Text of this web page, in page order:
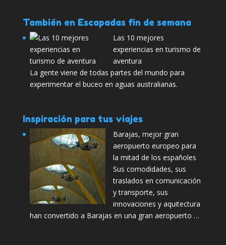
También en Escapadas fin de semana
Las 10 mejores
experiencias en turismo de
aventura
La gente viene de todas partes del mundo para
experimentar el buceo en aguas australianas.
Inspiración para tus viajes
Barajas, mejor gran
aeropuerto europeo para
la mitad de los españoles
Sus comodidades, sus
traslados en comunicación
y transporte, sus
innovaciones y aquitectura
han convertido a Barajas en una gran aeropuerto …